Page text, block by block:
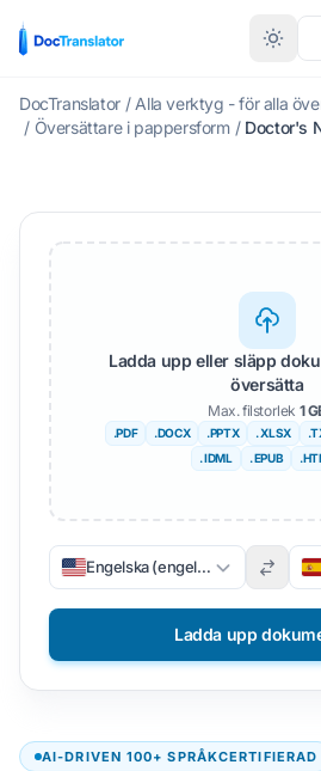
DocTranslator / Alla verktyg - för alla
/ Översättare i pappersform / Doctor's
AI-DRIVEN 100+ SPRÅKCERTIFIERAD
Ladda upp eller släpp
översätta
Max. filstorlek 1
.PDF .DOCX .PPTX . XLSX
. IDML
. EPUB
Engelska (engelska)
Ladda upp